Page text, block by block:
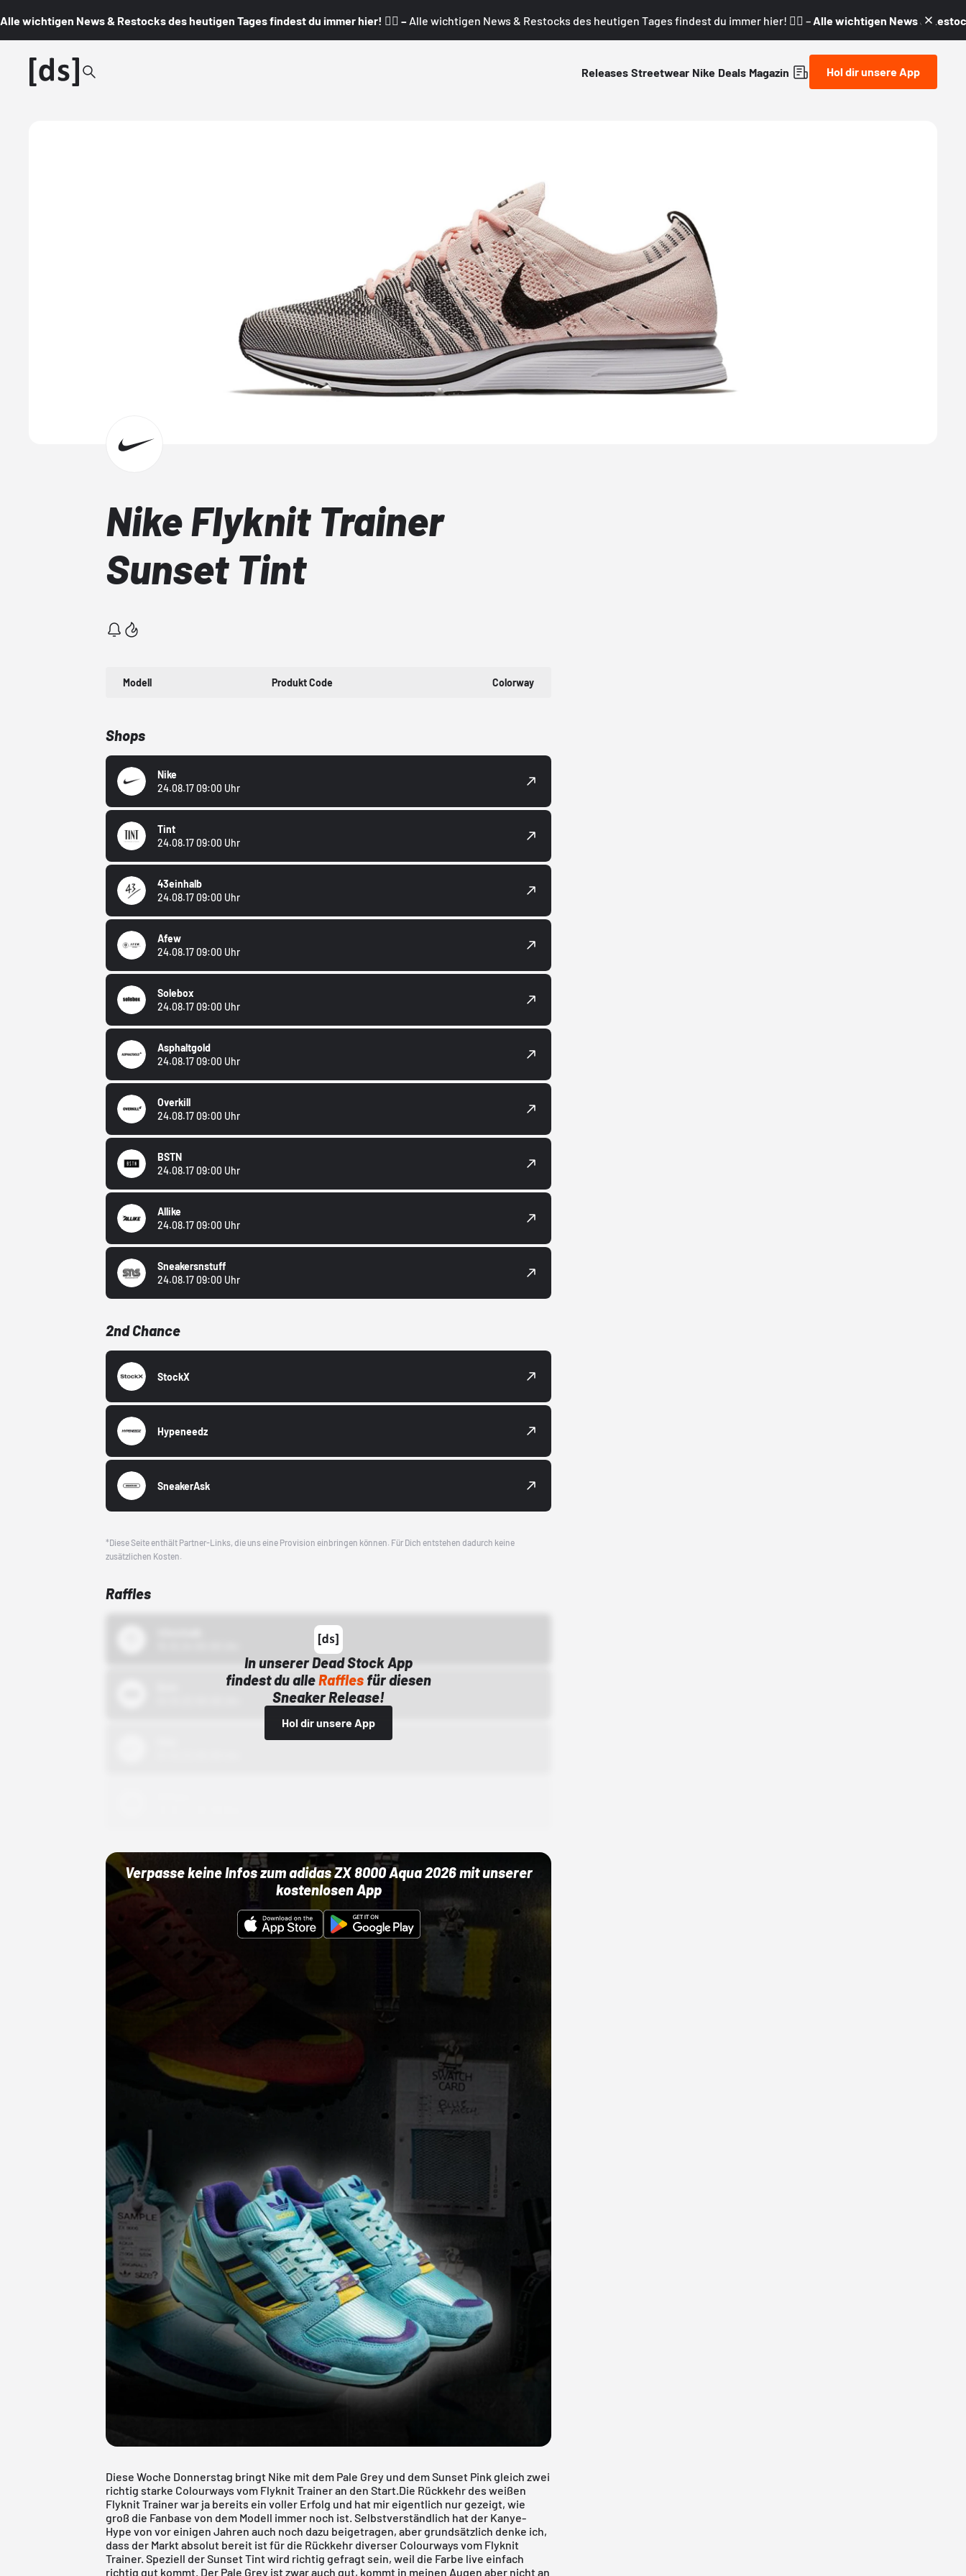
Alle wichtigen News & Restocks des heutigen Tages findest du immer hier! 👇🏼 – Alle wichtigen News & Restocks des heutigen Tages findest du immer hier! 👇🏼 – Alle wichtigen News &
Releases Streetwear Nike Deals Magazin Hol dir unsere App
Nike Flyknit Trainer
Sunset Tint
Modell Produkt Code Colorway
Shops
Nike
24.08.17 09:00 Uhr
Tint
24.08.17 09:00 Uhr
43einhalb
24.08.17 09:00 Uhr
Afew
24.08.17 09:00 Uhr
Solebox
24.08.17 09:00 Uhr
Asphaltgold
24.08.17 09:00 Uhr
Overkill
24.08.17 09:00 Uhr
BSTN
24.08.17 09:00 Uhr
Allike
24.08.17 09:00 Uhr
Sneakersnstuff
24.08.17 09:00 Uhr
2nd Chance
StockX
Hypeneedz
SneakerAsk
*Diese Seite enthält Partner-Links, die uns eine Provision einbringen können. Für Dich entstehen dadurch keine
zusätzlichen Kosten.
Raffles
In unserer Dead Stock App
findest du alleRaffles für diesen
Sneaker Release!
Hol dir unsere App
Verpasse keine Infos zum adidas ZX 8000 Aqua 2026 mit unserer
kostenlosen App
Diese Woche Donnerstag bringt Nike mit dem Pale Grey und dem Sunset Pink gleich zwei
richtig starke Colourways vom Flyknit Traineran den Start.Die Rückkehr desweißen
Flyknit Trainerwar ja bereits ein voller Erfolg und hat mir eigentlich nur gezeigt, wie
groß die Fanbase von dem Modell immer noch ist. Selbstverständlich hat der Kanye-
Hype von vor einigen Jahren auch noch dazu beigetragen, aber grundsätzlich denke ich,
dass der Markt absolut bereit ist für die Rückkehr diverser Colourways vom Flyknit
Trainer. Speziell der Sunset Tint wird richtig gefragt sein, weil die Farbe live einfach
richtig gut kommt. Der Pale Grey ist zwar auch gut, kommt in meinen Augen aber nicht an